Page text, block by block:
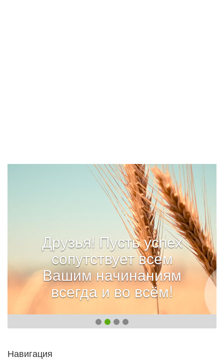
Друзья! Пусть успех
сопутствует всем
Вашим начинаниям
всегда и во всём!
Навигация